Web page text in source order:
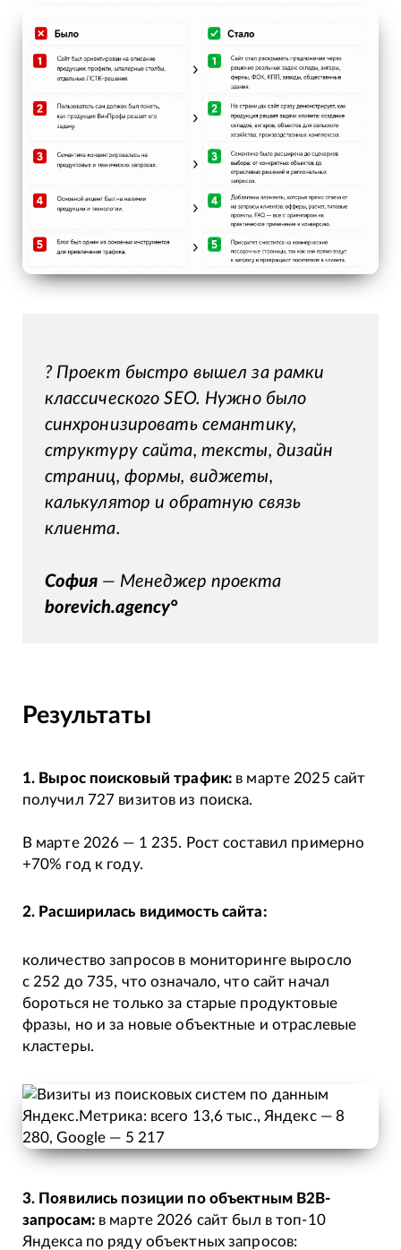
? Проект быстро вышел за рамки
классического SEO. Нужно было
синхронизировать семантику,
структуру сайта, тексты, дизайн
страниц, формы, виджеты,
калькулятор и обратную связь
клиента.
София— Менеджер проекта
borevich.agency°
Результаты
1. Вырос поисковый трафик: в марте 2025 сайт
получил 727 визитов из поиска.
В марте 2026 — 1 235. Рост составил примерно
+70% год к году.
2. Расширилась видимость сайта:
количество запросов в мониторинге выросло
с 252 до 735, что означало, что сайт начал
бороться не только за старые продуктовые
фразы, но и за новые объектные и отраслевые
кластеры.
3. Появились позиции по объектным B2B-
запросам: в марте 2026 сайт был в топ-10
Яндекса по ряду объектных запросов: